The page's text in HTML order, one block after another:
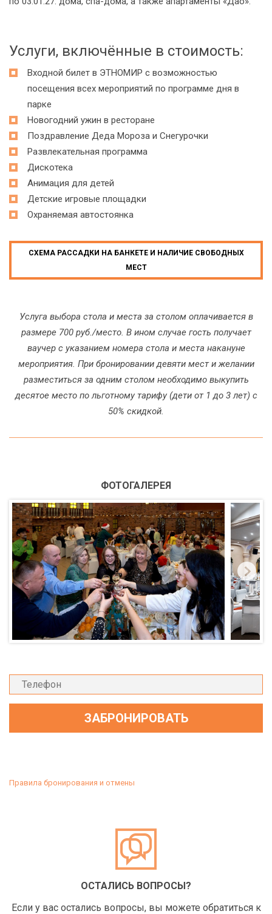
Услуги, включённые в стоимость:
Входной билет в ЭТНОМИР с возможностью
посещения всех мероприятий по программе дня в
парке
Новогодний ужин в ресторане
Поздравление Деда Мороза и Снегурочки
Развлекательная программа
Дискотека
Анимация для детей
Детские игровые площадки
Охраняемая автостоянка
СХЕМА РАССАДКИ НА БАНКЕТЕ И НАЛИЧИЕ СВОБОДНЫХ
МЕСТ
Услуга выбора стола и места за столом оплачивается в
размере 700 руб./место. В ином случае гость получает
ваучер с указанием номера стола и места накануне
мероприятия. При бронировании девяти мест и желании
разместиться за одним столом необходимо выкупить
десятое место по льготному тарифу (дети от 1 до 3 лет) с
50% скидкой.
ФОТОГАЛЕРЕЯ
Правила бронирования и отмены
ОСТАЛИСЬ ВОПРОСЫ?
Если у вас остались вопросы, вы можете обратиться к